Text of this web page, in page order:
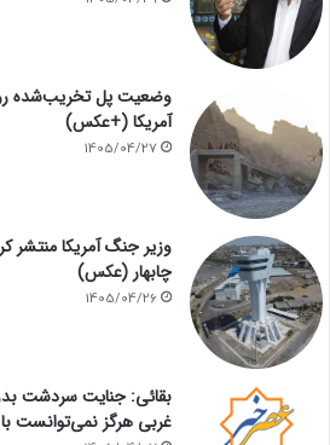
وضعیت پل تخریب‌شده
آمریکا (+عکس)
1405/04/27
وزیر جنگ آمریکا منتشر
چابهار (عکس)
1405/04/26
بقائی: جنایت سردشت
غربی هرگز نمی‌توانست